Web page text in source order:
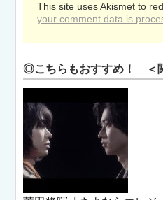
This site uses Akismet to
your comment data is
◎こちらもおすすめ！ ＜